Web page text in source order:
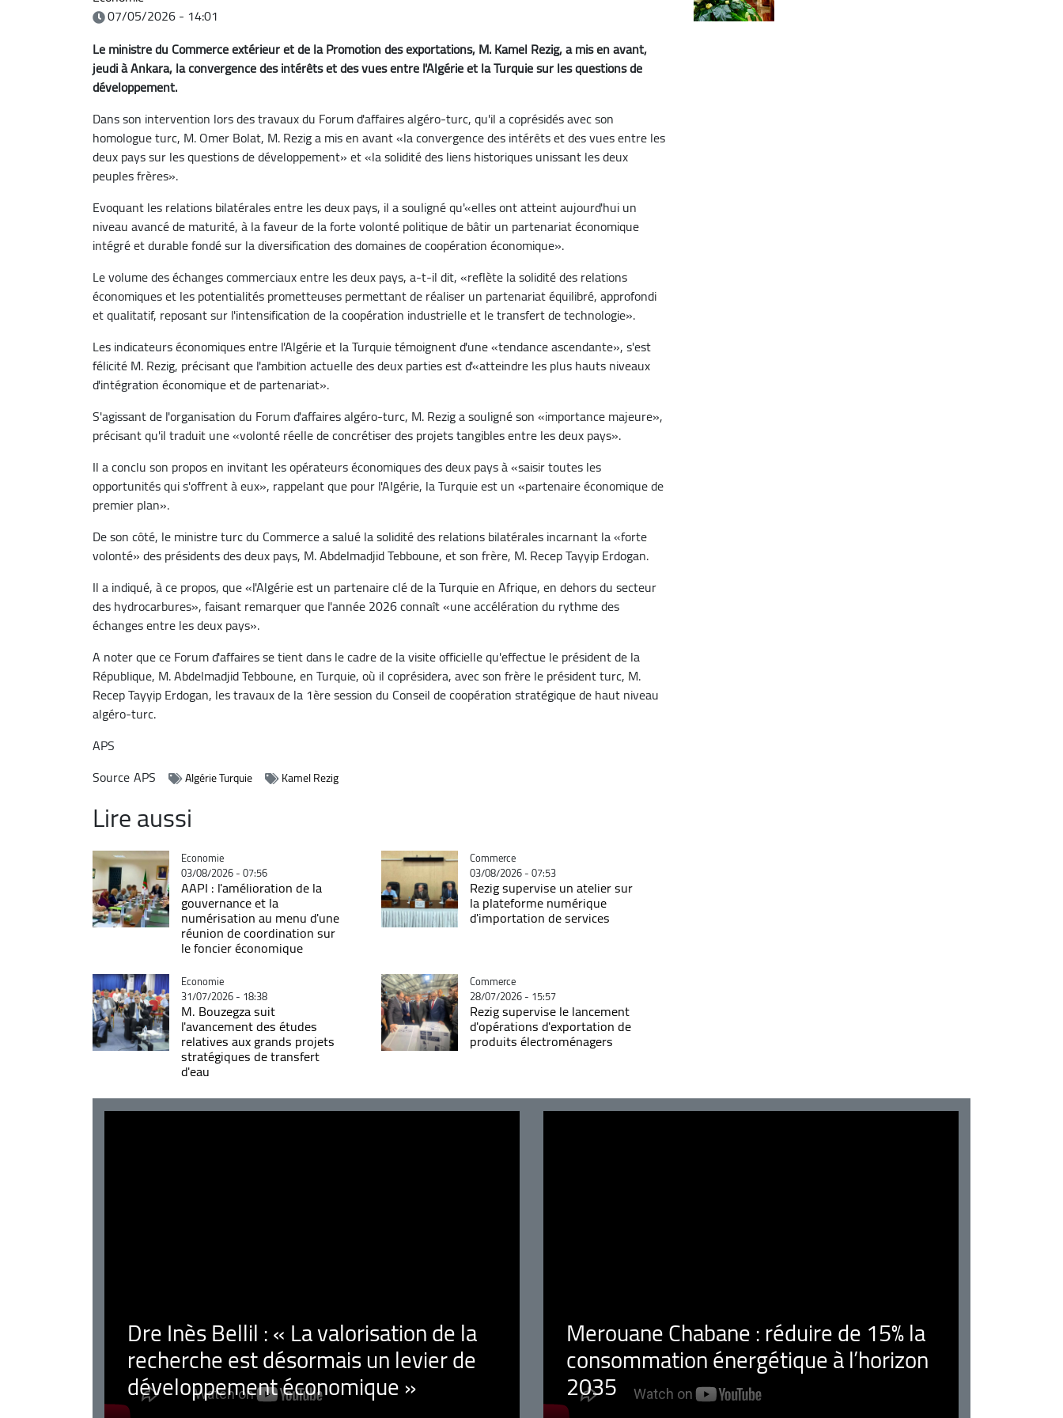
07/05/2026 - 14:01
Le ministre du Commerce extérieur et de la Promotion des exportations, M. Kamel Rezig, a mis en avant,
jeudi à Ankara, la convergence des intérêts et des vues entre l'Algérie et la Turquie sur les questions de
développement.
Dans son intervention lors des travaux du Forum d'affaires algéro-turc, qu'il a coprésidés avec son
homologue turc, M. Omer Bolat, M. Rezig a mis en avant «la convergence des intérêts et des vues entre les
deux pays sur les questions de développement» et «la solidité des liens historiques unissant les deux
peuples frères».
Evoquant les relations bilatérales entre les deux pays, il a souligné qu'«elles ont atteint aujourd'hui un
niveau avancé de maturité, à la faveur de la forte volonté politique de bâtir un partenariat économique
intégré et durable fondé sur la diversification des domaines de coopération économique».
Le volume des échanges commerciaux entre les deux pays, a-t-il dit, «reflète la solidité des relations
économiques et les potentialités prometteuses permettant de réaliser un partenariat équilibré, approfondi
et qualitatif, reposant sur l'intensification de la coopération industrielle et le transfert de technologie».
Les indicateurs économiques entre l'Algérie et la Turquie témoignent d'une «tendance ascendante», s'est
félicité M. Rezig, précisant que l'ambition actuelle des deux parties est d'«atteindre les plus hauts niveaux
d'intégration économique et de partenariat».
S'agissant de l'organisation du Forum d'affaires algéro-turc, M. Rezig a souligné son «importance majeure»,
précisant qu'il traduit une «volonté réelle de concrétiser des projets tangibles entre les deux pays».
Il a conclu son propos en invitant les opérateurs économiques des deux pays à «saisir toutes les
opportunités qui s'offrent à eux», rappelant que pour l'Algérie, la Turquie est un «partenaire économique de
premier plan».
De son côté, le ministre turc du Commerce a salué la solidité des relations bilatérales incarnant la «forte
volonté» des présidents des deux pays, M. Abdelmadjid Tebboune, et son frère, M. Recep Tayyip Erdogan.
Il a indiqué, à ce propos, que «l'Algérie est un partenaire clé de la Turquie en Afrique, en dehors du secteur
des hydrocarbures», faisant remarquer que l'année 2026 connaît «une accélération du rythme des
échanges entre les deux pays».
A noter que ce Forum d'affaires se tient dans le cadre de la visite officielle qu'effectue le président de la
République, M. Abdelmadjid Tebboune, en Turquie, où il coprésidera, avec son frère le président turc, M.
Recep Tayyip Erdogan, les travaux de la 1ère session du Conseil de coopération stratégique de haut niveau
algéro-turc.
APS
SourceAPS Algérie Turquie Kamel Rezig
Lire aussi
Catégorie
Economie
03/08/2026 - 07:56
AAPI : l'amélioration de la
gouvernance et la
numérisation au menu d'une
réunion de coordination sur
le foncier économique
Catégorie
Commerce
03/08/2026 - 07:53
Rezig supervise un atelier sur
la plateforme numérique
d'importation de services
Catégorie
Economie
31/07/2026 - 18:38
M. Bouzegza suit
l'avancement des études
relatives aux grands projets
stratégiques de transfert
d'eau
Catégorie
Commerce
28/07/2026 - 15:57
Rezig supervise le lancement
d'opérations d'exportation de
produits électroménagers
Dre Inès Bellil : « La valorisation de la
recherche est désormais un levier de
développement économique »
Merouane Chabane : réduire de 15% la
consommation énergétique à l’horizon
2035